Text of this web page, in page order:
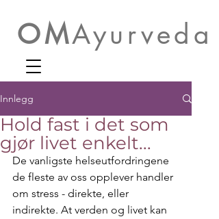
OMAyurveda
Innlegg
Hold fast i det som
gjør livet enkelt...
De vanligste helseutfordringene
de fleste av oss opplever handler
om stress - direkte, eller
indirekte. At verden og livet kan